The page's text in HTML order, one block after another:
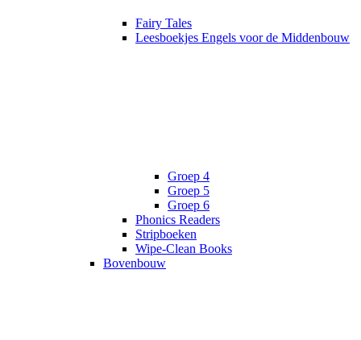
Fairy Tales
Leesboekjes Engels voor de Middenbouw
Groep 4
Groep 5
Groep 6
Phonics Readers
Stripboeken
Wipe-Clean Books
Bovenbouw